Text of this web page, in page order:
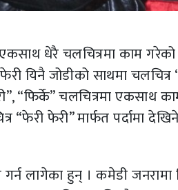
धेरै चलचित्रमा काम गरेको
यिनै जोडीको साथमा चलचित्र
“फिर्के” चलचित्रमा एकसाथ
फेरी” मार्फत पर्दामा देखिने
लागेका हुन् । कमेडी जनरामा